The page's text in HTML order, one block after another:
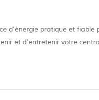
d'énergie pratique et
et d'entretenir votre